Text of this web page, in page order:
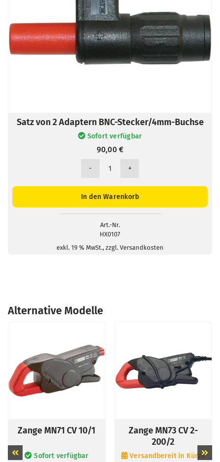
Satz von 2 Adaptern BNC-Stecker/4mm-Buchse
Sofort verfügbar
90,00€
Satz
2
Stecker/4mm-
Buchse
Menge
In den Warenkorb
Art.-Nr.
HX0107
exkl. 19 % MwSt., zzgl. Versandkosten
Alternative Modelle
Zange MN71 CV 10/1
Sofort verfügbar
Zange MN73 CV 2-
200/2
Versandbereit in Kürze